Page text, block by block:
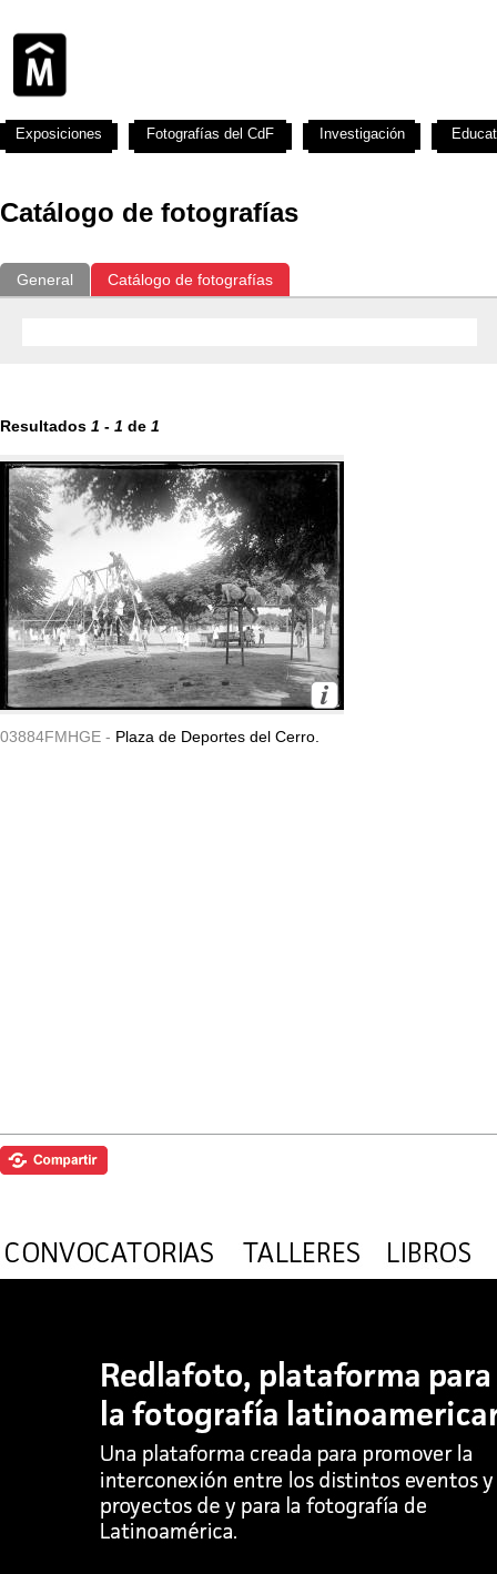
Catálogo de fotografías
General Catálogo de fotografías
Resultados 1 - 1 de 1
03884FMHGE - Plaza de Deportes del Cerro.
Exposiciones Fotografías del CdF Investigación